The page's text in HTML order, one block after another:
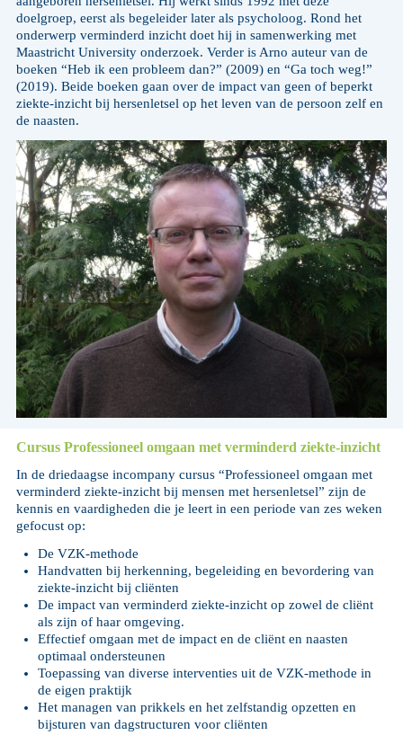
doelgroep, eerst als begeleider later als psycholoog. Rond het
onderwerp verminderd inzicht doet hij in samenwerking met
Maastricht University onderzoek. Verder is Arno auteur van de
boeken “Heb ik een probleem dan?” (2009) en “Ga toch weg!”
(2019). Beide boeken gaan over de impact van geen of beperkt
ziekte-inzicht bij hersenletsel op het leven van de persoon zelf en
de naasten.
Cursus Professioneel omgaan met verminderd ziekte-inzicht
In de driedaagse incompany cursus “Professioneel omgaan met
verminderd ziekte-inzicht bij mensen met hersenletsel” zijn de
kennis en vaardigheden die je leert in een periode van zes weken
gefocust op:
De VZK-methode
Handvatten bij herkenning, begeleiding en bevordering van
ziekte-inzicht bij cliënten
De impact van verminderd ziekte-inzicht op zowel de cliënt
als zijn of haar omgeving.
Effectief omgaan met de impact en de cliënt en naasten
optimaal ondersteunen
Toepassing van diverse interventies uit de VZK-methode in
de eigen praktijk
Het managen van prikkels en het zelfstandig opzetten en
bijsturen van dagstructuren voor cliënten